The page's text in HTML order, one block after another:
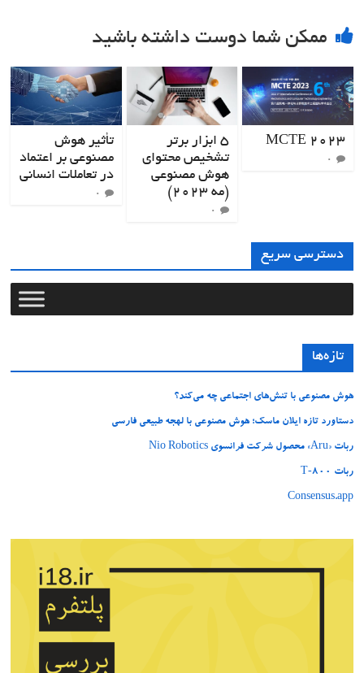
ممکن شما دوست داشته باشید
MCTE 2023
۰
۵ ابزار برتر
تشخیص محتوای
هوش مصنوعی
(مه ۲۰۲۳)
۰
تأثیر هوش
مصنوعی بر اعتماد
در تعاملات انسانی
۰
دسترسی سریع
تازه‌ها
هوش مصنوعی با تنش‌های اجتماعی چه می‌کند؟
دستاورد تازه ایلان ماسک؛ هوش مصنوعی با لهجه طبیعی فارسی
ربات «Aru» محصول شرکت فرانسوی Nio Robotics
ربات T‑800
Consensus.app